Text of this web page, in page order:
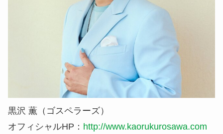
黒沢 薫（ゴスペラーズ）
オフィシャルHP： http://www.kaorukurosawa.com